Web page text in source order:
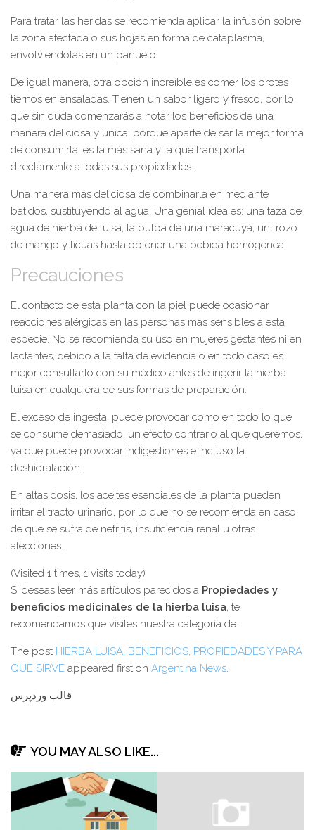
Para tratar las heridas se recomienda aplicar la infusión sobre
la zona afectada o sus hojas en forma de cataplasma,
envolviendolas en un pañuelo.
De igual manera, otra opción increíble es comer los brotes
tiernos en ensaladas. Tienen un sabor ligero y fresco, por lo
que sin duda comenzarás a notar los beneficios de una
manera deliciosa y única, porque aparte de ser la mejor forma
de consumirla, es la más sana y la que transporta
directamente a todas sus propiedades.
Una manera más deliciosa de combinarla en mediante
batidos, sustituyendo al agua. Una genial idea es: una taza de
agua de hierba de luisa, la pulpa de una maracuyá, un trozo
de mango y licúas hasta obtener una bebida homogénea.
Precauciones
El contacto de esta planta con la piel puede ocasionar
reacciones alérgicas en las personas más sensibles a esta
especie. No se recomienda su uso en mujeres gestantes ni en
lactantes, debido a la falta de evidencia o en todo caso es
mejor consultarlo con su médico antes de ingerir la hierba
luisa en cualquiera de sus formas de preparación.
El exceso de ingesta, puede provocar como en todo lo que
se consume demasiado, un efecto contrario al que queremos,
ya que puede provocar indigestiones e incluso la
deshidratación.
En altas dosis, los aceites esenciales de la planta pueden
irritar el tracto urinario, por lo que no se recomienda en caso
de que se sufra de nefritis, insuficiencia renal u otras
afecciones.
(Visited 1 times, 1 visits today)
Si deseas leer más artículos parecidos a Propiedades y
beneficios medicinales de la hierba luisa, te
recomendamos que visites nuestra categoría de .
The post HIERBA LUISA, BENEFICIOS, PROPIEDADES Y PARA
QUE SIRVE appeared first on Argentina News.
قالب وردپرس
YOU MAY ALSO LIKE...